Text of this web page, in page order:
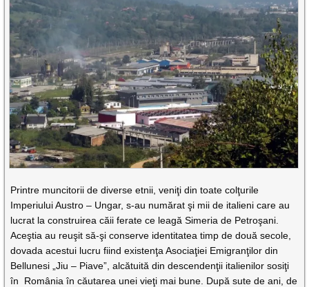
Printre muncitorii de diverse etnii, veniţi din toate colţurile
Imperiului Austro – Ungar, s-au numărat şi mii de italieni care au
lucrat la construirea căii ferate ce leagă Simeria de Petroşani.
Aceştia au reuşit să-şi conserve identitatea timp de două secole,
dovada acestui lucru fiind existenţa Asociaţiei Emigranţilor din
Bellunesi „Jiu – Piave”, alcătuită din descendenţii italienilor sosiţi
în România în căutarea unei vieţi mai bune. După sute de ani, de